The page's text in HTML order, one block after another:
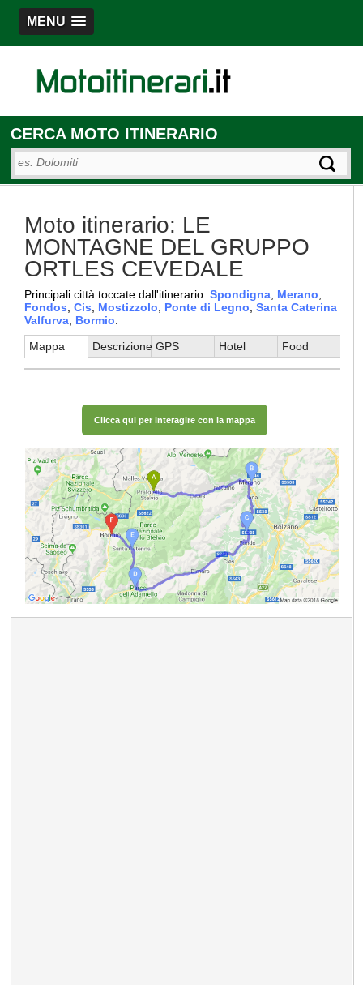
MENU
CERCA MOTO ITINERARIO
Moto itinerario: LE
MONTAGNE DEL GRUPPO
ORTLES CEVEDALE
Principali città toccate dall'itinerario:Spondigna Merano
Fondos ,Cis Mostizzolo Ponte di Legno ,Santa Caterina
Valfurva Bormio
Mappa
Descrizione GPS Hotel Food
Clicca qui per interagire con la mappa